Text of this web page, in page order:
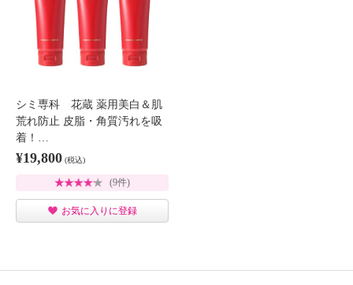
シミ専科 花蔵 薬用美白＆肌
荒れ防止 皮脂・角質汚れを吸
着！…
¥19,800 (税込)
(9件)
お気に入りに登録